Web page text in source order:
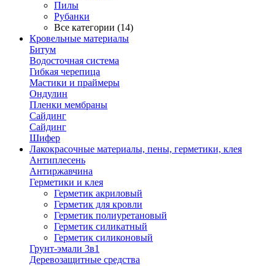
Пилы
Рубанки
Все категории (14)
Кровельные материалы
Битум
Водосточная система
Гибкая черепица
Мастики и праймеры
Ондулин
Пленки мембраны
Сайдинг
Сайдинг
Шифер
Лакокрасочные материалы, пены, герметики, клея
Антиплесень
Антиржавчина
Герметики и клея
Герметик акриловый
Герметик для кровли
Герметик полиуретановый
Герметик силикатный
Герметик силиконовый
Грунт-эмали 3в1
Деревозащитные средства